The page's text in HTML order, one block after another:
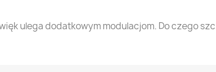
ulega dodatkowym modulacjom. Do czego